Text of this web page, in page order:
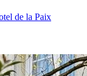
de la Paix